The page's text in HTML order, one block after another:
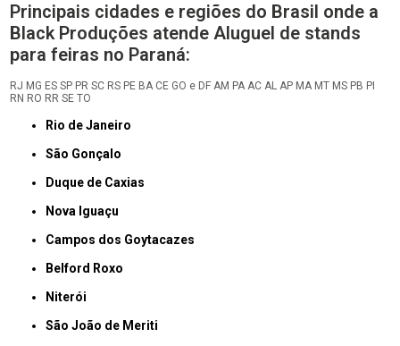
Principais cidades e regiões do Brasil onde a
Black Produções atende Aluguel de stands
para feiras no Paraná:
RJ MG ES SP PR SC RS PE BA CE GO e DF AM PA AC AL AP MA MT MS PB PI
RN RO RR SE TO
Rio de Janeiro
São Gonçalo
Duque de Caxias
Nova Iguaçu
Campos dos Goytacazes
Belford Roxo
Niterói
São João de Meriti